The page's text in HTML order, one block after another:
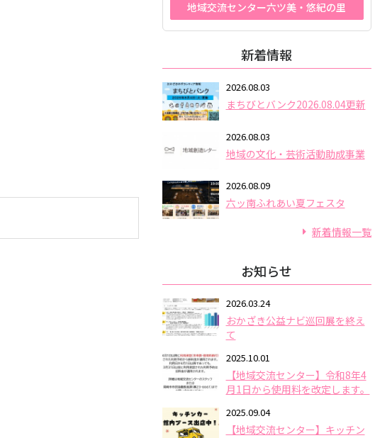
地域交流センター六ツ美・悠紀の里
新着情報
2026.08.03
まちびとバンク2026.08.04更新
2026.08.03
地域の文化・芸術活動助成事業
2026.08.09
六ッ南ふれあい夏フェスタ
新着情報一覧
お知らせ
2026.03.24
おかざき公益ナビ巡回展を終え
て
2025.10.01
【地域交流センター】令和8年4
月1日から使用料を改定します。
2025.09.04
【地域交流センター】キッチン